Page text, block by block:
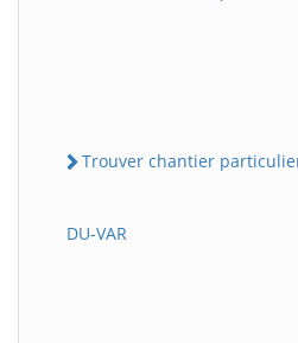
Trouver chantier particulier
DU-VAR